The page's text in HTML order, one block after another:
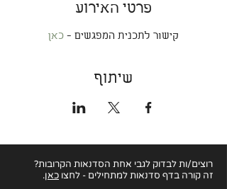
פרטי האירוע
קישור לתכנית המפגשים - כאן
שיתוף
רוצים/ות לבדוק לגבי אחת הסדנאות הקרובות?
זה קורה בדף סדנאות למתחילים - לחצו כאן.